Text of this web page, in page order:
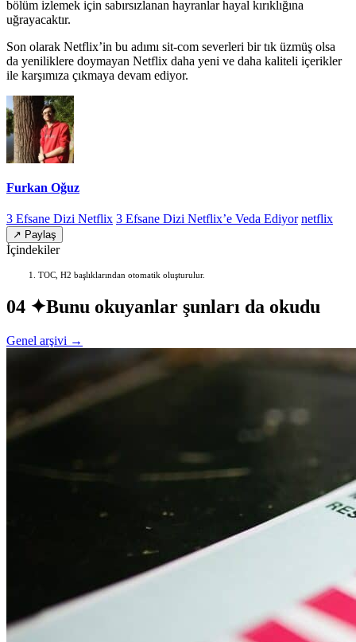
bölüm izlemek için sabırsızlanan hayranlar hayal kırıklığına
uğrayacaktır.
Son olarak Netflix’in bu adımı sit-com severleri bir tık üzmüş olsa
da yeniliklere doymayan Netflix daha yeni ve daha kaliteli içerikler
ile karşımıza çıkmaya devam ediyor.
Furkan Oğuz
3 Efsane Dizi Netflix 3 Efsane Dizi Netflix’e Veda Ediyor netflix
↗ Paylaş
İçindekiler
TOC, H2 başlıklarından otomatik oluşturulur.
04 ✦Bunu okuyanlar şunları da okudu
Genel arşivi →